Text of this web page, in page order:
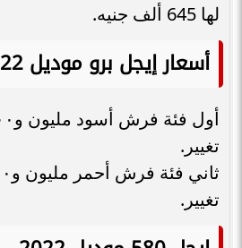
لها 645 ألف جنيه.
أسعار إيجل برو موديل 2022
تغيير.
تغيير.